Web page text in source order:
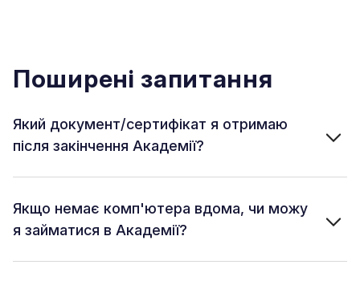
Поширені запитання
Який документ/сертифікат я отримаю
після закінчення Академії?
Якщо немає комп'ютера вдома, чи можу
я займатися в Академії?